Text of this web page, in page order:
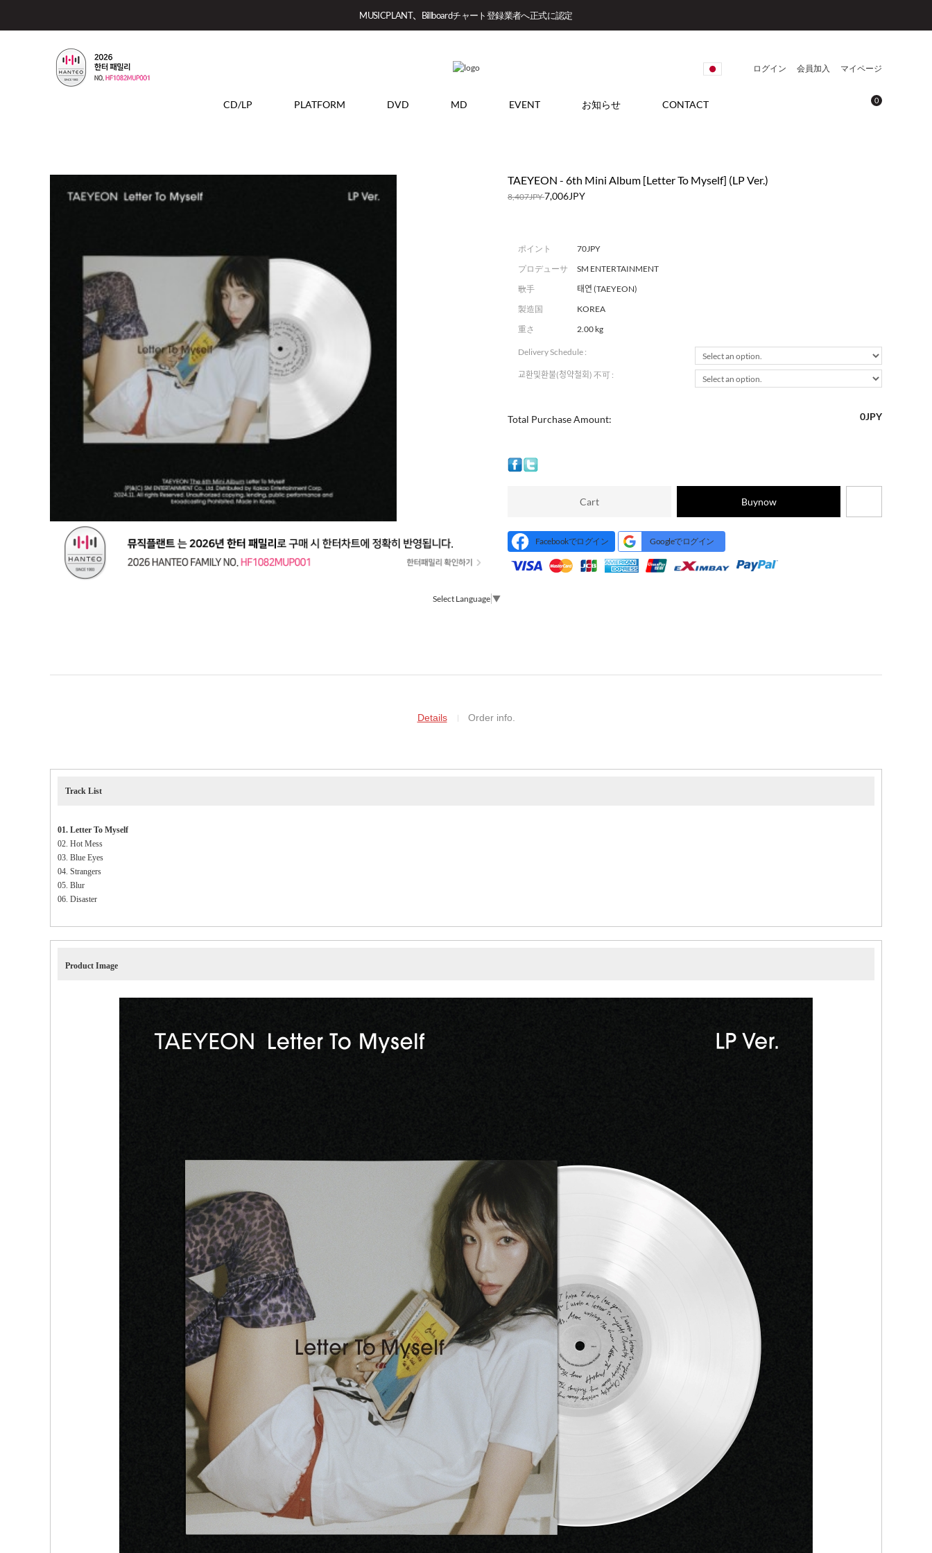
MUSICPLANT、Billboardチャート登録業者へ正式に認定
ログイン 会員加入 マイページ
CD/LP PLATFORM DVD MD EVENT お知らせ CONTACT 0
TAEYEON - 6th Mini Album [Letter To Myself] (LP Ver.)
8,407JPY7,006JPY
ポイント
70JPY
プロデューサ
ー
SM ENTERTAINMENT
歌手
태연 (TAEYEON)
製造国
KOREA
重さ
2.00 kg
Delivery Schedule :
교환및환불(청약철회) 不可 :
Total Purchase Amount: 0JPY
Cart Buynow
Facebookでログイン Googleでログイン
Select Language ▼
Details Order info.
Track List
01. Letter To Myself
02. Hot Mess
03. Blue Eyes
04. Strangers
05. Blur
06. Disaster
Product Image